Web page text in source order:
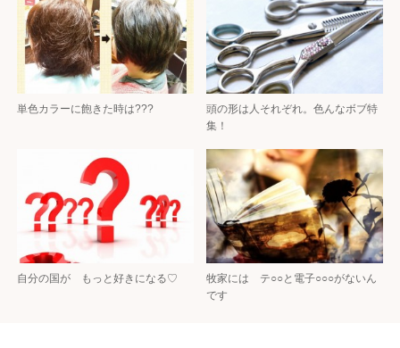
単色カラーに飽きた時は???
頭の形は人それぞれ。色んなボブ特
集！
自分の国が もっと好きになる♡
牧家には テ○○と電子○○○がないん
です